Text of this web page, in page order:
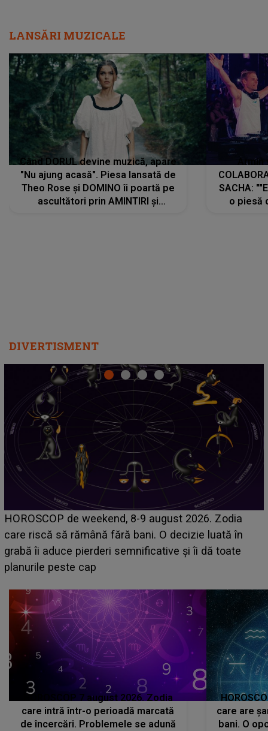
LANSĂRI MUZICALE
Când DORUL devine muzică, apare
"Nu ajung acasă". Piesa lansată de
Theo Rose și DOMINO îi poartă pe
ascultători prin AMINTIRI și
SACHA:
o piesă
DIVERTISMENT
Emanuel a ținut ACEST DETALIU ASCUNS până
acum! În fața Alexandrei, concurentul din Casa Iubirii
face o MĂRTURISIRE NEAȘTEPTATĂ despre mama
sa: "I-am spus și ei în față, eu nu te iubesc pentru
HOROSCOP 7 august 2026. Zodia
care intră într-o perioadă marcată
de încercări. Problemele se adună
care are
bani. O